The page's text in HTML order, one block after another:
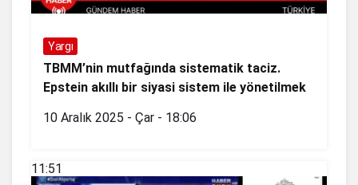
Yargı
TBMM’nin mutfağında sistematik taciz.
Epstein akıllı bir siyasi sistem ile yönetilmek
10 Aralık 2025 - Çar - 18:06
11:51